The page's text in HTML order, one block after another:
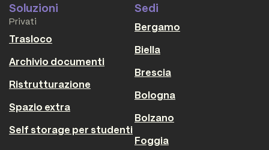
Soluzioni
Privati
Trasloco
Archivio documenti
Ristrutturazione
Spazio extra
Self storage per studenti
Sedi
Bergamo
Biella
Brescia
Bologna
Bolzano
Foggia